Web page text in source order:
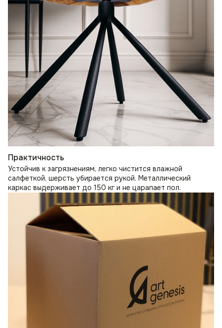
Практичность
Устойчив к загрязнениям, легко чистится влажной
салфеткой, шерсть убирается рукой. Металлический
каркас выдерживает до 150 кг и не царапает пол.